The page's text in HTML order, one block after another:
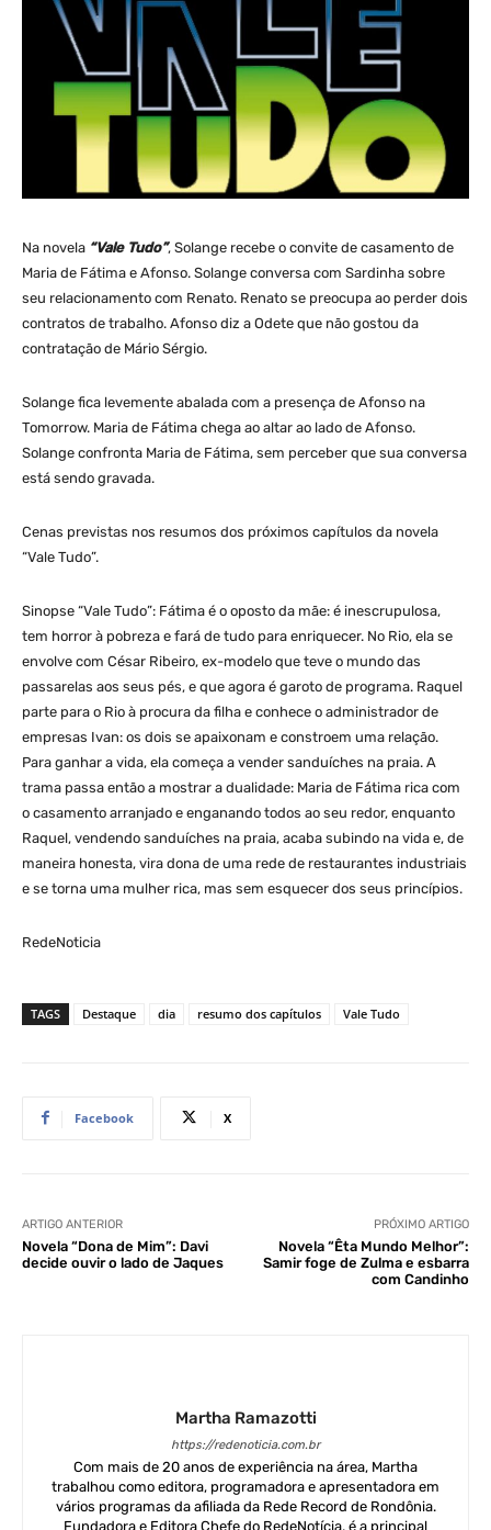
Na novela “Vale Tudo”, Solange recebe o convite de casamento de
Maria de Fátima e Afonso. Solange conversa com Sardinha sobre
seu relacionamento com Renato. Renato se preocupa ao perder dois
contratos de trabalho. Afonso diz a Odete que não gostou da
contratação de Mário Sérgio.
Solange fica levemente abalada com a presença de Afonso na
Tomorrow. Maria de Fátima chega ao altar ao lado de Afonso.
Solange confronta Maria de Fátima, sem perceber que sua conversa
está sendo gravada.
Cenas previstas nos resumos dos próximos capítulos da novela
“Vale Tudo”.
Sinopse “Vale Tudo”: Fátima é o oposto da mãe: é inescrupulosa,
tem horror à pobreza e fará de tudo para enriquecer. No Rio, ela se
envolve com César Ribeiro, ex-modelo que teve o mundo das
passarelas aos seus pés, e que agora é garoto de programa. Raquel
parte para o Rio à procura da filha e conhece o administrador de
empresas Ivan: os dois se apaixonam e constroem uma relação.
Para ganhar a vida, ela começa a vender sanduíches na praia. A
trama passa então a mostrar a dualidade: Maria de Fátima rica com
o casamento arranjado e enganando todos ao seu redor, enquanto
Raquel, vendendo sanduíches na praia, acaba subindo na vida e, de
maneira honesta, vira dona de uma rede de restaurantes industriais
e se torna uma mulher rica, mas sem esquecer dos seus princípios.
RedeNoticia
TAGS Destaque dia resumo dos capítulos Vale Tudo
Facebook X
ARTIGO ANTERIOR
Novela “Dona de Mim”: Davi
decide ouvir o lado de Jaques
PRÓXIMO ARTIGO
Novela “Êta Mundo Melhor”:
Samir foge de Zulma e esbarra
com Candinho
Martha Ramazotti
https://redenoticia.com.br
Com mais de 20 anos de experiência na área, Martha
trabalhou como editora, programadora e apresentadora em
vários programas da afiliada da Rede Record de Rondônia.
Fundadora e Editora Chefe do RedeNotícia, é a principal